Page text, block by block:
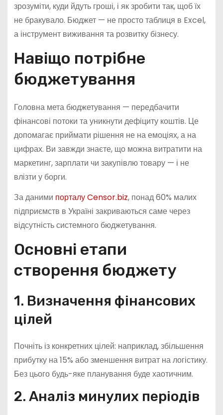
зрозуміти, куди йдуть гроші, і як зробити так, щоб їх
не бракувало. Бюджет — не просто таблиця в Excel,
а інструмент виживання та розвитку бізнесу.
Навіщо потрібне
бюджетування
Головна мета бюджетування — передбачити
фінансові потоки та уникнути дефіциту коштів. Це
допомагає приймати рішення не на емоціях, а на
цифрах. Ви завжди знаєте, що можна витратити на
маркетинг, зарплати чи закупівлю товару — і не
влізти у борги.
За даними порталу Censor.biz, понад 60% малих
підприємств в Україні закриваються саме через
відсутність системного бюджетування.
Основні етапи
створення бюджету
1. Визначення фінансових
цілей
Почніть із конкретних цілей: наприклад, збільшення
прибутку на 15% або зменшення витрат на логістику.
Без цього будь-яке планування буде хаотичним.
2. Аналіз минулих періодів